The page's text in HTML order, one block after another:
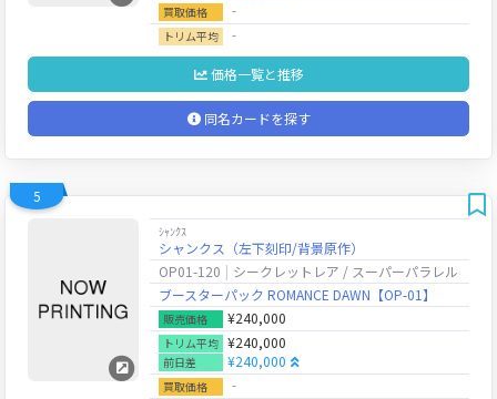
買取価格 ‐
トリム平均 ‐
価格一覧と推移
同名カードを探す
5
ｼｬﾝｸｽ
シャンクス（左下刻印/背景原作）
OP01-120
シークレットレア / スーパーパラレル
ブースターパック ROMANCE DAWN【OP-01】
販売価格 ¥240,000
トリム平均 ¥240,000
前日差 ¥240,000
買取価格 ‐